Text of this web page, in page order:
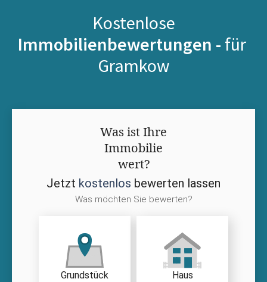
Kostenlose
Immobilienbewertungen - für
Gramkow
Was ist Ihre
Immobilie
wert?
Jetzt kostenlos bewerten lassen
Was möchten Sie bewerten?
Grundstück Haus